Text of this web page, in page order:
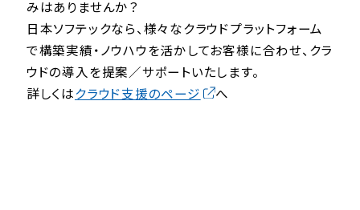
みはありませんか？
日本ソフテックなら、様々なクラウドプラットフォーム
で構築実績・ノウハウを活かしてお客様に合わせ、クラ
ウドの導入を提案／サポートいたします。
詳しくはクラウド支援のページ へ